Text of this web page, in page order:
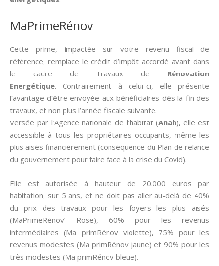
MaPrimeRénov
Cette prime, impactée sur votre revenu fiscal de
référence, remplace le crédit d’impôt accordé avant dans
le cadre de Travaux de Rénovation
Energétique. Contrairement à celui-ci, elle présente
l’avantage d’être envoyée aux bénéficiaires dès la fin des
travaux, et non plus l’année fiscale suivante.
Versée par l’Agence nationale de l’habitat (Anah), elle est
accessible à tous les propriétaires occupants, même les
plus aisés financièrement (conséquence du Plan de relance
du gouvernement pour faire face à la crise du Covid).
Elle est autorisée à hauteur de 20.000 euros par
habitation, sur 5 ans, et ne doit pas aller au-delà de 40%
du prix des travaux pour les foyers les plus aisés
(MaPrimeRénov’ Rose), 60% pour les revenus
intermédiaires (Ma primRénov violette), 75% pour les
revenus modestes (Ma primRénov jaune) et 90% pour les
très modestes (Ma primRénov bleue).